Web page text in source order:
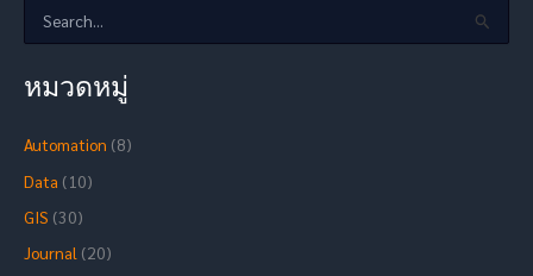
r
c
f
o
:
หมวดหมู่
Automation (8)
Data (10)
GIS (30)
Journal (20)